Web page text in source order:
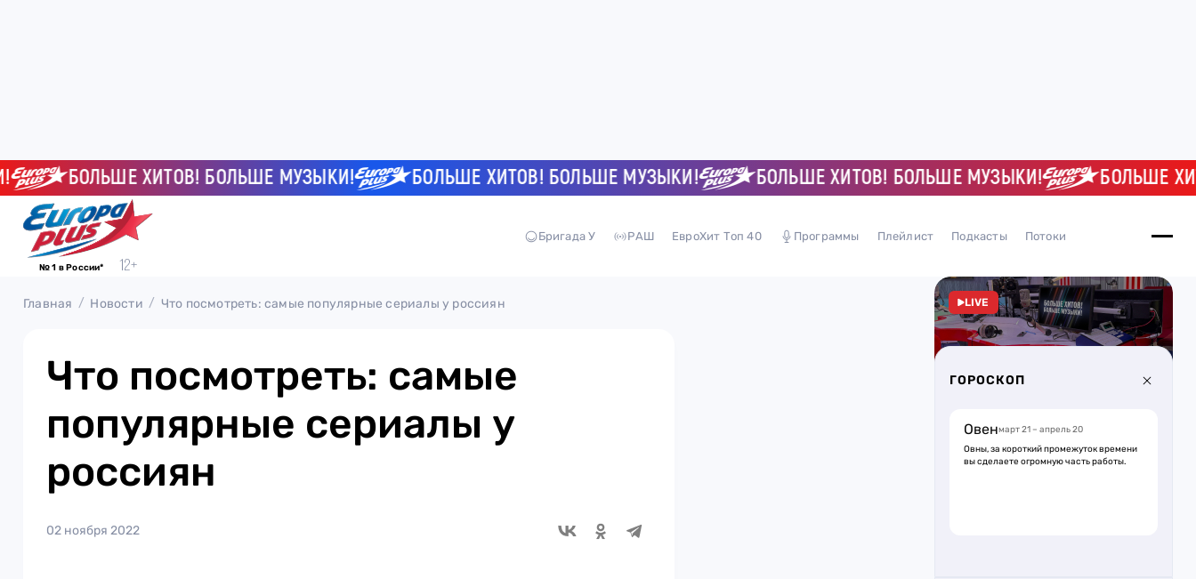
БОЛЬШЕ ХИТОВ! БОЛЬШЕ МУЗЫКИ! БОЛЬШЕ ХИТОВ! БОЛЬШЕ МУЗЫКИ! БОЛЬШЕ ХИТОВ! БОЛЬШЕ МУЗЫКИ! БОЛЬШЕ
№ 1 в России*
Бригада У РАШ ЕвроХит Топ 40 Программы Плейлист Подкасты Потоки
Главная Новости Что посмотреть: самые популярные сериалы у россиян
Что посмотреть: самые
популярные сериалы у
россиян
02 ноября 2022
LIVE
ГОРОСКОП
Овенмарт 21 – апрель 20
Овны, за короткий промежуток времени
вы сделаете огромную часть работы.